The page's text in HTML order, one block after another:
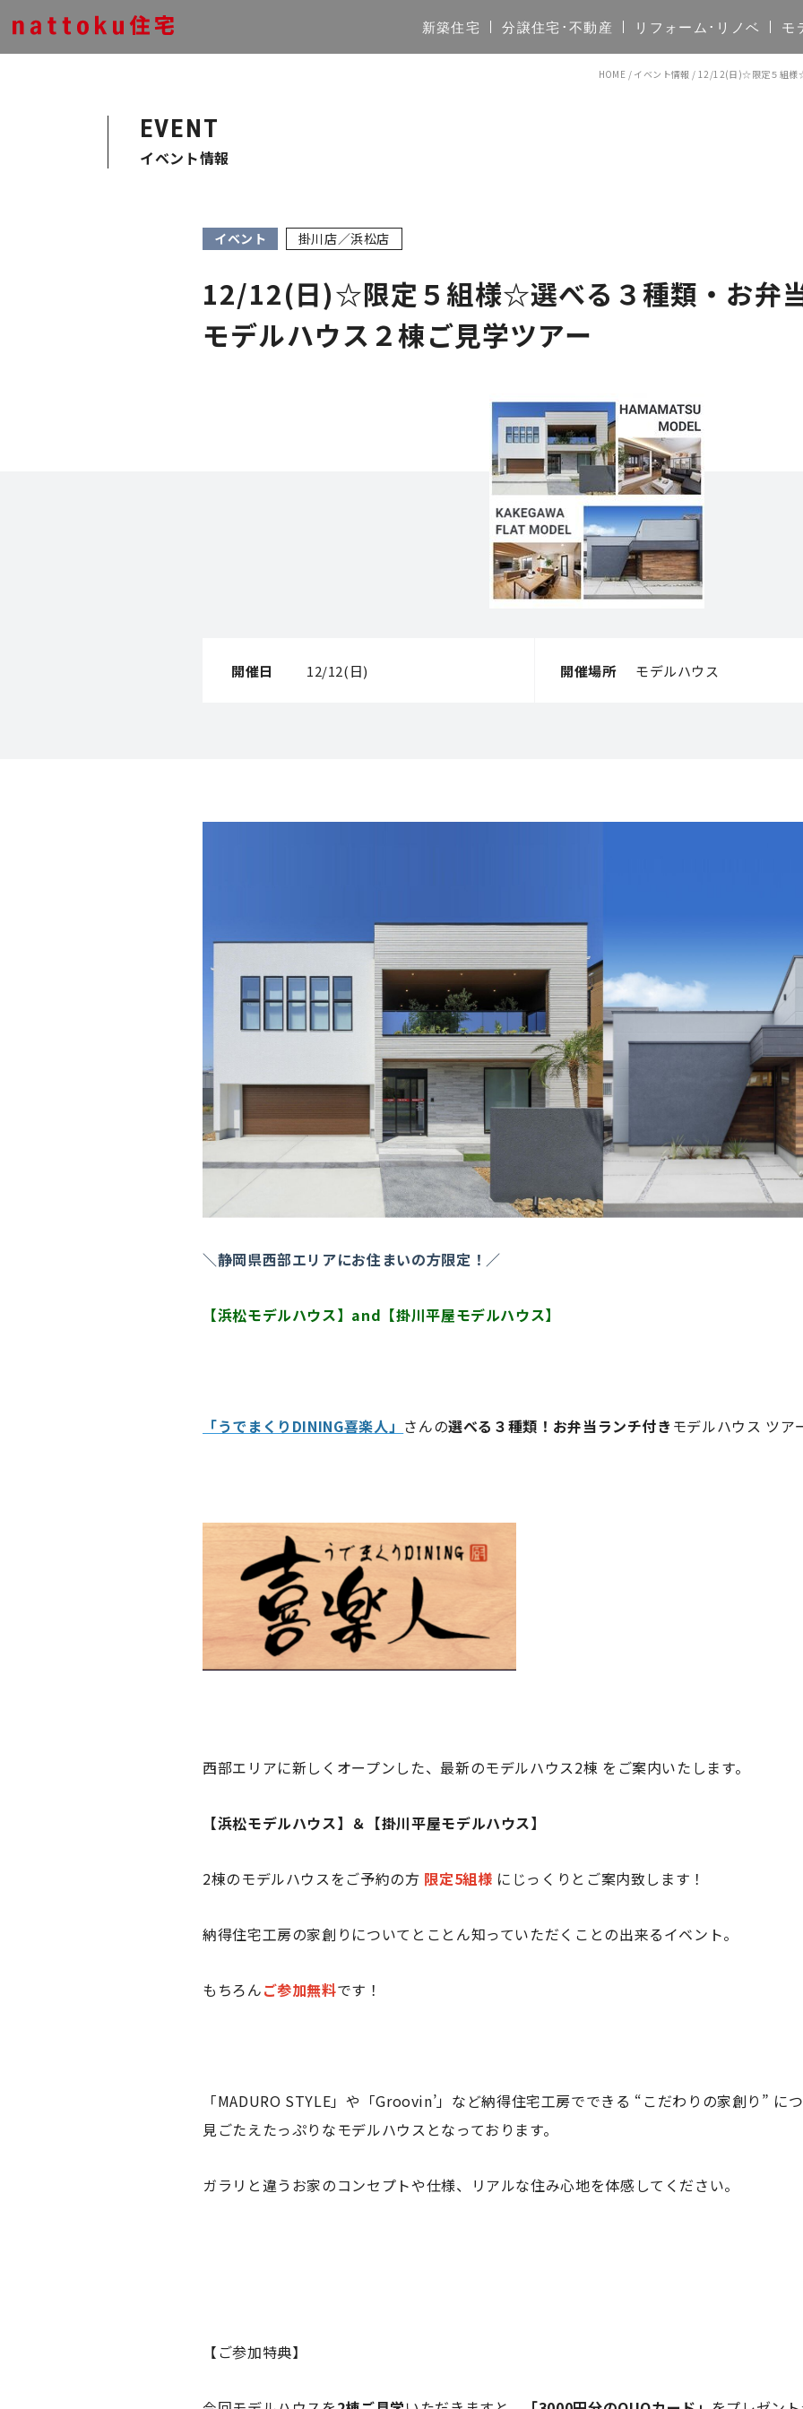
新築住宅 分譲住宅･不動産 リフォーム･リノベ モ
HOME / イベント情報 / 12/12(日)☆限定５組様☆
EVENT
イベント情報
イベント 掛川店／浜松店
12/12(日)☆限定５組様☆選べる３種類・お弁
モデルハウス２棟ご見学ツアー
開催日 12/12(日) 開催場所 モデルハウス
＼静岡県西部エリアにお住まいの方限定！／
【浜松モデルハウス】and【掛川平屋モデルハウス】
「うでまくりDINING喜楽人」 さんの選べる３種類！お弁当ランチ付き モデルハウス ツア
西部エリアに新しくオープンした、最新のモデルハウス2棟 をご案内いたします。
【浜松モデルハウス】＆【掛川平屋モデルハウス】
2棟のモデルハウスをご予約の方 限定5組様 にじっくりとご案内致します！
納得住宅工房の家創りについてとことん知っていただくことの出来るイベント。
もちろんご参加無料です！
「MADURO STYLE」や「Groovin’」など納得住宅工房でできる “こだわりの家創り” に
見ごたえたっぷりなモデルハウスとなっております。
ガラリと違うお家のコンセプトや仕様、リアルな住み心地を体感してください。
【ご参加特典】